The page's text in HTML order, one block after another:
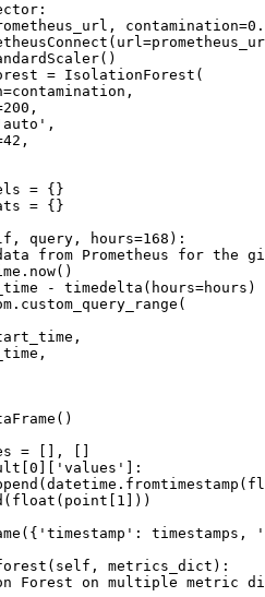
= IsolationForest(
= {}
= {}
query, hours=168):
from Prometheus for the
- timedelta(hours=hours)
= [], []
timestamps,
metrics_dict):
Forest on multiple metric